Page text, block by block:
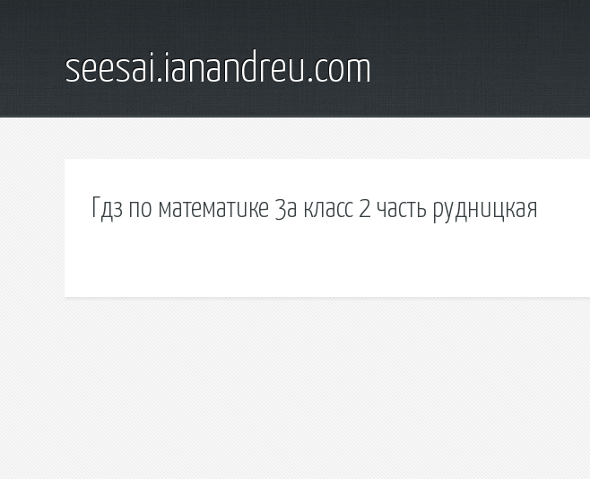
seesai.ianandreu.com
Гдз по математике 3а класс 2 часть рудницкая